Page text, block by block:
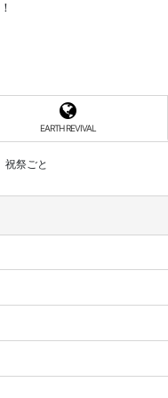
EARTH REVIVAL
祝祭ごと